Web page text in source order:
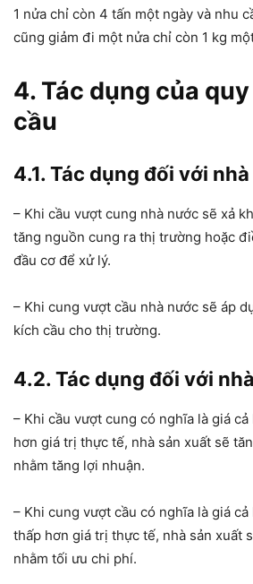
1 nửa chỉ còn 4 tấn một ngày và nhu
cũng giảm đi một nửa chỉ còn 1 kg
4. Tác dụng của
cầu
4.1. Tác dụng đối với
– Khi cầu vượt cung nhà nước sẽ xả
tăng nguồn cung ra thị trường hoặc
đầu cơ để xử lý.
– Khi cung vượt cầu nhà nước sẽ áp
kích cầu cho thị trường.
4.2. Tác dụng đối với
– Khi cầu vượt cung có nghĩa là giá
hơn giá trị thực tế, nhà sản xuất sẽ
nhằm tăng lợi nhuận.
– Khi cung vượt cầu có nghĩa là giá
thấp hơn giá trị thực tế, nhà sản xuất
nhằm tối ưu chi phí.